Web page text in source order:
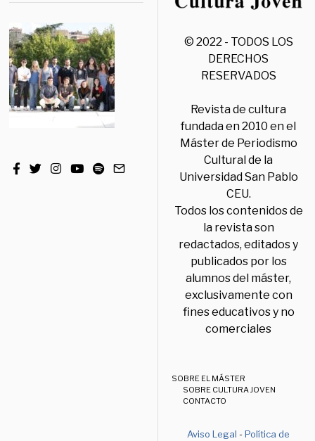
© 2022 - TODOS LOS
DERECHOS
RESERVADOS
Revista de cultura
fundada en 2010 en el
Máster de Periodismo
Cultural de la
Universidad San Pablo
CEU.
Todos los contenidos de
la revista son
redactados, editados y
publicados por los
alumnos del máster,
exclusivamente con
fines educativos y no
comerciales
SOBRE EL MÁSTER
SOBRE CULTURA JOVEN
CONTACTO
Aviso Legal -Política de